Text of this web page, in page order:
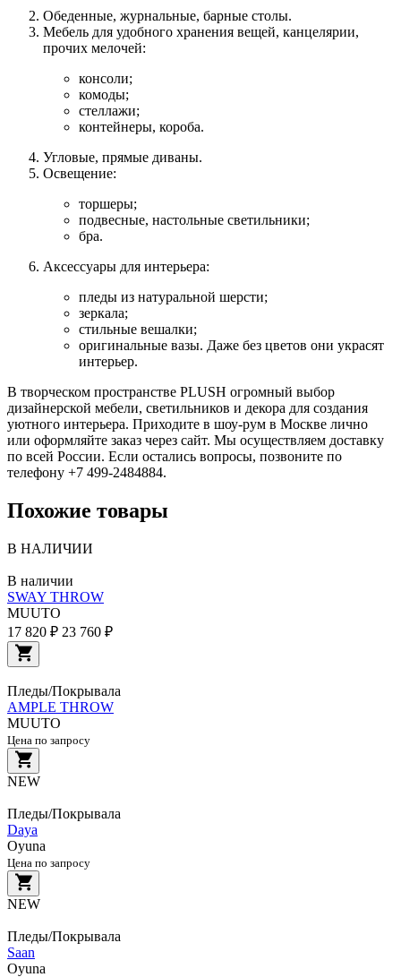
Обеденные, журнальные, барные столы.
Мебель для удобного хранения вещей, канцелярии,
прочих мелочей:
консоли;
комоды;
стеллажи;
контейнеры, короба.
Угловые, прямые диваны.
Освещение:
торшеры;
подвесные, настольные светильники;
бра.
Аксессуары для интерьера:
пледы из натуральной шерсти;
зеркала;
стильные вешалки;
оригинальные вазы. Даже без цветов они украсят
интерьер.
В творческом пространстве PLUSH огромный выбор
дизайнерской мебели, светильников и декора для создания
уютного интерьера. Приходите в шоу-рум в Москве лично
или оформляйте заказ через сайт. Мы осуществляем доставку
по всей России. Если остались вопросы, позвоните по
телефону +7 499-2484884.
Похожие товары
В НАЛИЧИИ
В наличии
SWAY THROW
MUUTO
17 820 ₽ 23 760 ₽
Пледы/Покрывала
AMPLE THROW
MUUTO
Цена по запросу
NEW
Пледы/Покрывала
Daya
Oyuna
Цена по запросу
NEW
Пледы/Покрывала
Saan
Oyuna